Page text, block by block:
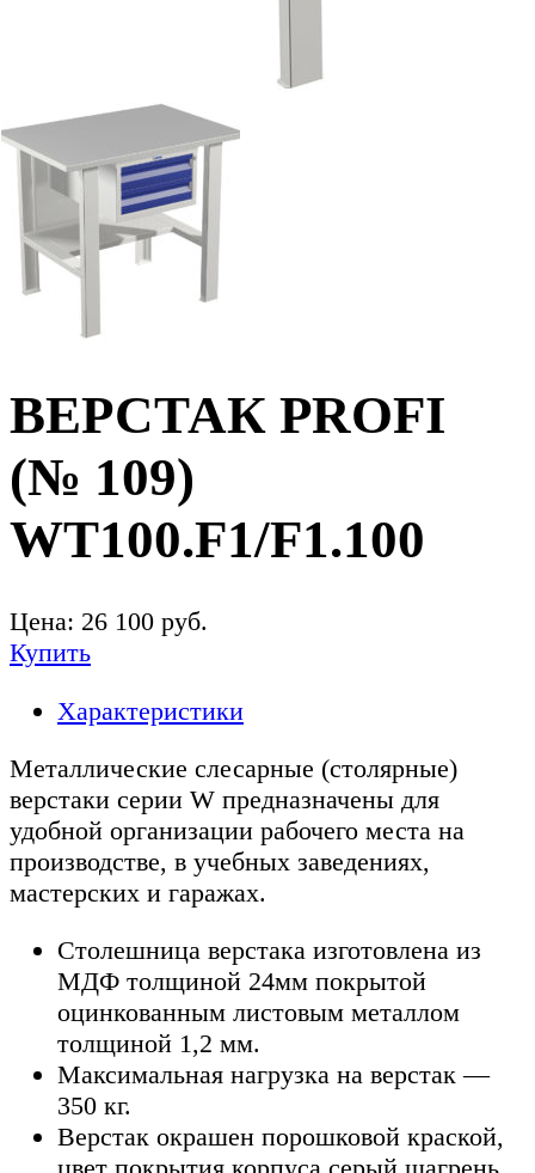
ВЕРСТАК PROFI
(№ 109)
WT100.F1/F1.100
Цена: 26 100 руб.
Купить
Характеристики
Металлические слесарные (столярные)
верстаки серии W предназначены для
удобной организации рабочего места на
производстве, в учебных заведениях,
мастерских и гаражах.
Столешница верстака изготовлена из
МДФ толщиной 24мм покрытой
оцинкованным листовым металлом
толщиной 1,2 мм.
Максимальная нагрузка на верстак —
350 кг.
Верстак окрашен порошковой краской,